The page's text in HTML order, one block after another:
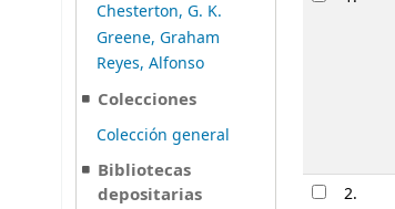
Chesterton, G. K.
Greene, Graham
Reyes, Alfonso
Colecciones
Colección general
Bibliotecas
depositarias
2.